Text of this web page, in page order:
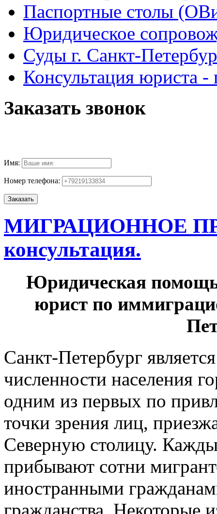
Паспортные столы
Юридическое
Суды г. Санкт-
Консультация юриста -
Заказать звонок
Имя:
Номер телефона:
МИГРАЦИОННОЕ
консультация.
Юридическая
юрист по
Санкт-Петербург
численности населения
одним из первых по
точки зрения лиц,
Северную столицу.
прибывают сотни
иностранными